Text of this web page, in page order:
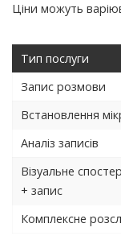
Ціни можуть
Тип послуги
Запис розмови
Встановлення
Аналіз записів
Візуальне
+ запис
Комплексне